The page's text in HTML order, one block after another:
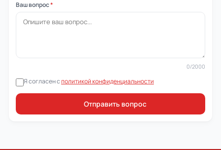
Ваш вопрос*
0/2000
Я согласен сполитикой конфиденциальности
Отправить вопрос